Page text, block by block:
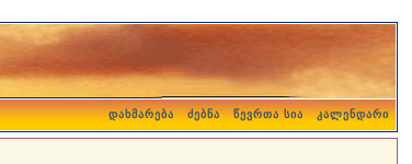
დახმარება ძებნა წევრთა სია კალენდარი